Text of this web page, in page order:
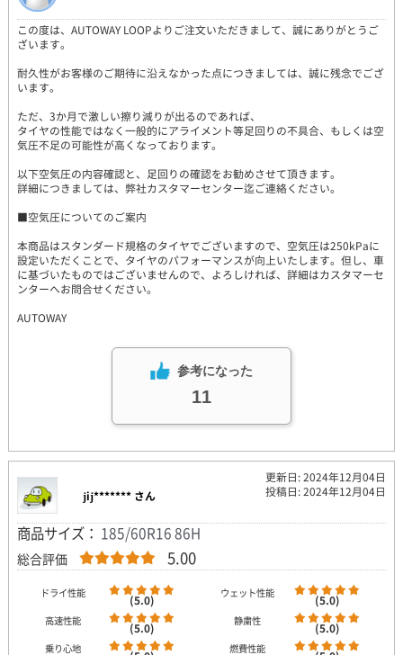
この度は、AUTOWAY LOOPよりご注文いただきまして、誠にありがとうご
ざいます。
耐久性がお客様のご期待に沿えなかった点につきましては、誠に残念でござ
います。
ただ、3か月で激しい擦り減りが出るのであれば、
タイヤの性能ではなく一般的にアライメント等足回りの不具合、もしくは空
気圧不足の可能性が高くなっております。
以下空気圧の内容確認と、足回りの確認をお勧めさせて頂きます。
詳細につきましては、弊社カスタマーセンター迄ご連絡ください。
■空気圧についてのご案内
本商品はスタンダード規格のタイヤでございますので、空気圧は250kPaに
設定いただくことで、タイヤのパフォーマンスが向上いたします。但し、車
に基づいたものではございませんので、よろしければ、詳細はカスタマーセ
ンターへお問合せください。
AUTOWAY
参考になった
11
更新日: 2024年12月04日
投稿日: 2024年12月04日
jij******* さん
商品サイズ： 185/60R16 86H
総合評価 5.00
ドライ性能 (5.0) ウェット性能 (5.0)
高速性能 (5.0) 静粛性 (5.0)
乗り心地 燃費性能